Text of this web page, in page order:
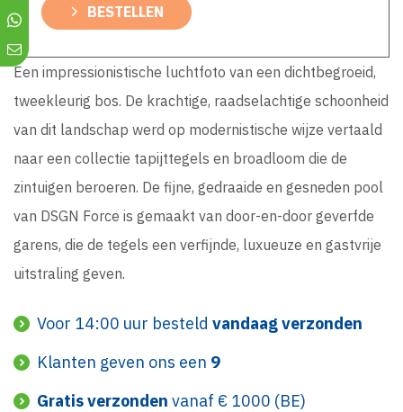
BESTELLEN
Een impressionistische luchtfoto van een dichtbegroeid,
tweekleurig bos. De krachtige, raadselachtige schoonheid
van dit landschap werd op modernistische wijze vertaald
naar een collectie tapijttegels en broadloom die de
zintuigen beroeren. De fijne, gedraaide en gesneden pool
van DSGN Force is gemaakt van door-en-door geverfde
garens, die de tegels een verfijnde, luxueuze en gastvrije
uitstraling geven.
Voor 14:00 uur besteld vandaag verzonden
Klanten geven ons een 9
Gratis verzonden vanaf € 1000 (BE)